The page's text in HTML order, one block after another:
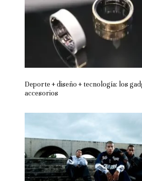
Deporte + diseño + tecnología: los
accesorios